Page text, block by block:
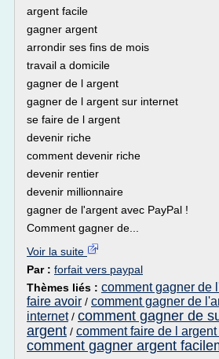
argent facile
gagner argent
arrondir ses fins de mois
travail a domicile
gagner de l argent
gagner de l argent sur internet
se faire de l argent
devenir riche
comment devenir riche
devenir rentier
devenir millionnaire
gagner de l'argent avec PayPal !
Comment gagner de...
Voir la suite
Par : forfait vers paypal
Thèmes liés : comment gagner de
faire avoir / comment gagner de
internet/ comment gagner de
argent / comment faire de l
comment gagner argent